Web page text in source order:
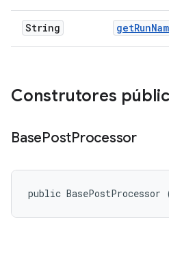
String getRun
Construtores
BasePostProcessor
public BasePostProcessor